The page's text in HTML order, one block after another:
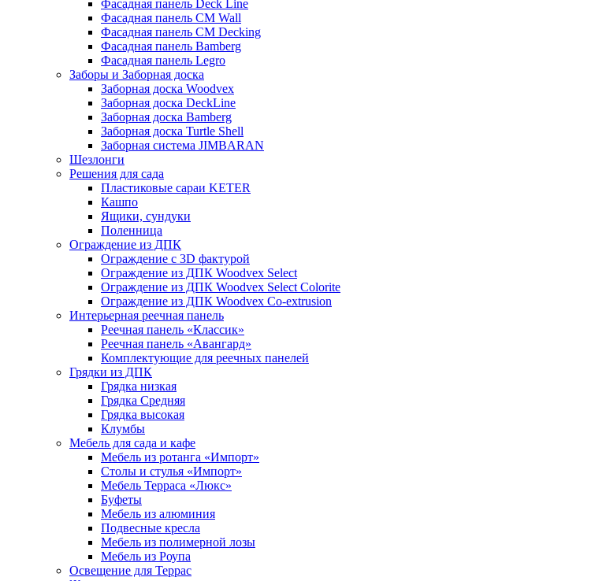
Фасадная панель Deck Line
Фасадная панель CM Wall
Фасадная панель CM Decking
Фасадная панель Bamberg
Фасадная панель Legro
Заборы и Заборная доска
Заборная доска Woodvex
Заборная доска DeckLine
Заборная доска Bamberg
Заборная доска Turtle Shell
Заборная система JIMBARAN
Шезлонги
Решения для сада
Пластиковые сараи KETER
Кашпо
Ящики, сундуки
Поленница
Ограждение из ДПК
Ограждение с 3D фактурой
Ограждение из ДПК Woodvex Select
Ограждение из ДПК Woodvex Select Colorite
Ограждение из ДПК Woodvex Co-extrusion
Интерьерная реечная панель
Реечная панель «Классик»
Реечная панель «Авангард»
Комплектующие для реечных панелей
Грядки из ДПК
Грядка низкая
Грядка Средняя
Грядка высокая
Клумбы
Мебель для сада и кафе
Мебель из ротанга «Импорт»
Столы и стулья «Импорт»
Мебель Терраса «Люкс»
Буфеты
Мебель из алюминия
Подвесные кресла
Мебель из полимерной лозы
Мебель из Роупа
Освещение для Террас